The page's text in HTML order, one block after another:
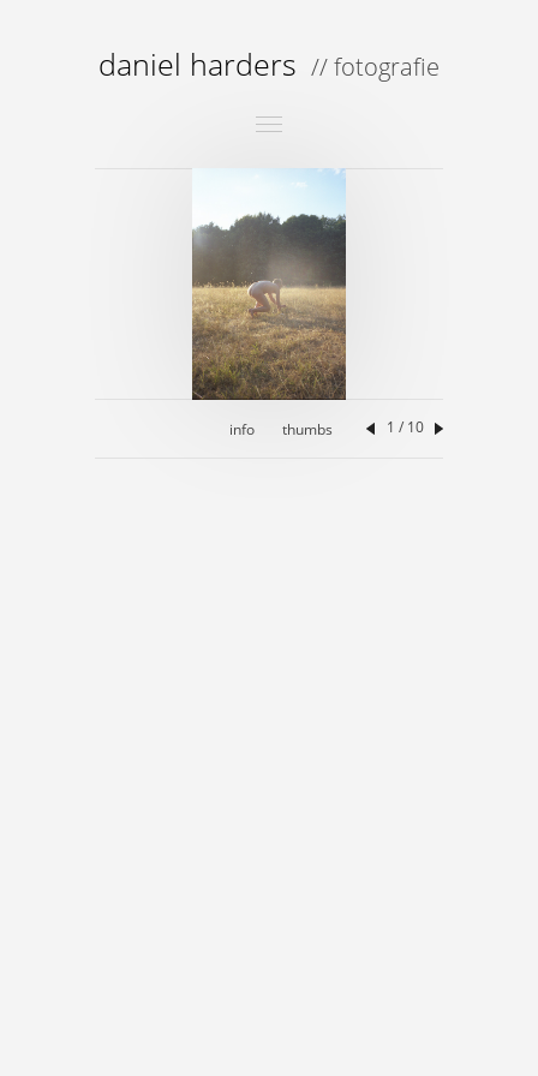
daniel harders // fotografie
Toggle
1 / 10
info thumbs